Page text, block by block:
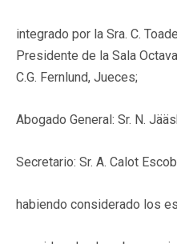
integrado por la Sra. C.
Presidente de la Sala
C.G. Fernlund, Jueces;
Abogado General: Sr. N.
Secretario: Sr. A. Calot
habiendo considerado los